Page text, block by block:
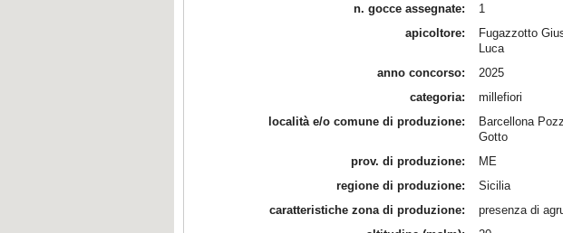
n. gocce assegnate:
1
apicoltore:
Fugazzotto
Luca
anno concorso:
2025
categoria:
millefiori
località e/o comune di produzione:
Barcellona
Gotto
prov. di produzione:
ME
regione di produzione:
Sicilia
caratteristiche zona di produzione:
presenza di